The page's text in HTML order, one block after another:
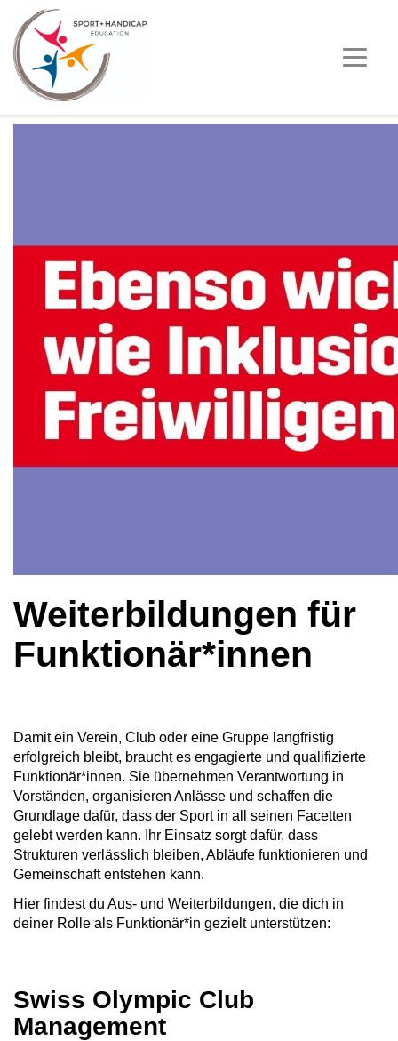
Weiterbildungen für
Funktionär*innen
Damit ein Verein, Club oder eine Gruppe langfristig
erfolgreich bleibt, braucht es engagierte und qualifizierte
Funktionär*innen. Sie übernehmen Verantwortung in
Vorständen, organisieren Anlässe und schaffen die
Grundlage dafür, dass der Sport in all seinen Facetten
gelebt werden kann. Ihr Einsatz sorgt dafür, dass
Strukturen verlässlich bleiben, Abläufe funktionieren und
Gemeinschaft entstehen kann.
Hier findest du Aus- und Weiterbildungen, die dich in
deiner Rolle als Funktionär*in gezielt unterstützen:
Swiss Olympic Club
Management